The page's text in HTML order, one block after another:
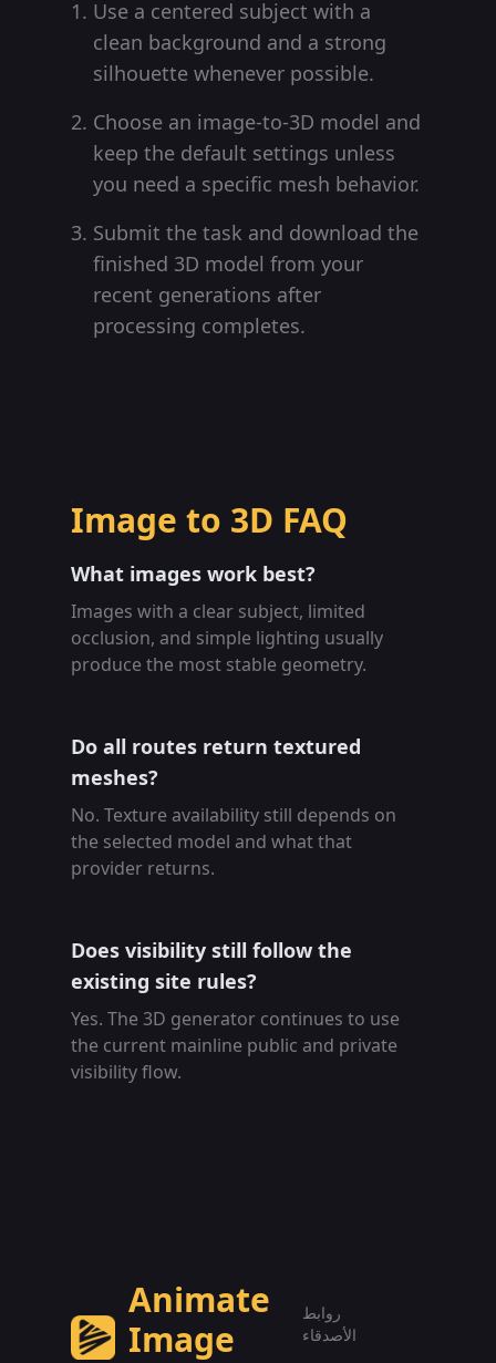
Use a centered subject with a
clean background and a strong
silhouette whenever possible.
Choose an image-to-3D model and
keep the default settings unless
you need a specific mesh behavior.
Submit the task and download the
finished 3D model from your
recent generations after
processing completes.
Image to 3D FAQ
What images work best?
Images with a clear subject, limited
occlusion, and simple lighting usually
produce the most stable geometry.
Do all routes return textured
meshes?
No. Texture availability still depends on
the selected model and what that
provider returns.
Does visibility still follow the
existing site rules?
Yes. The 3D generator continues to use
the current mainline public and private
visibility flow.
Animate
Image
روابط
الأصدقاء